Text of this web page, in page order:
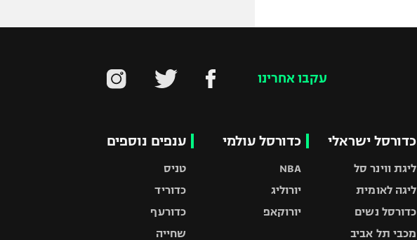
עקבו אחרינו
כדורסל ישראלי
ליגת ווינר סל
ליגה לאומית
כדורסל נשים
מכבי תל אביב
כדורסל עולמי
NBA
יורוליג
יורוקאפ
ענפים נוספים
טניס
כדוריד
כדורעף
שחייה